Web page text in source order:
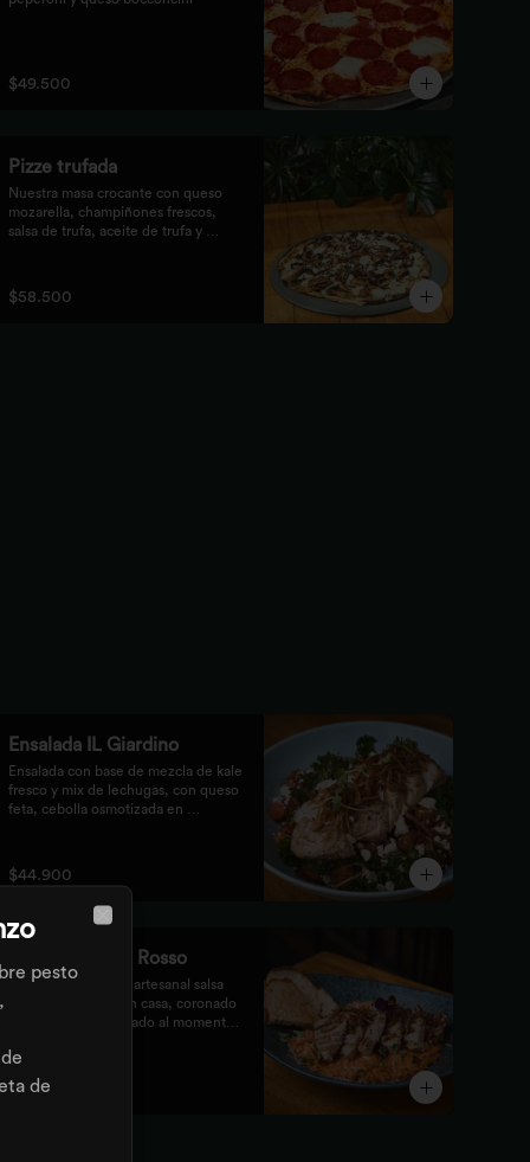
$49.500
Pizze trufada
Nuestra masa crocante con queso
mozarella, champiñones frescos,
salsa de trufa, aceite de trufa y
$58.500
Ensalada IL Giardino
Ensalada con base de mezcla de kale
fresco y mix de lechugas, con queso
feta, cebolla osmotizada en
Acompañada de nuestro jugoso
Pollo Romero y finalizada con cipolla
$44.900
Rissotto Tonno Rosso
Risotto con nuestra artesanal salsa
pomodoro hecha en casa, coronado
con atún fresco sellado al momento,
Acompañado de pan de masa madre
al grill.
$55.900
pesto
de